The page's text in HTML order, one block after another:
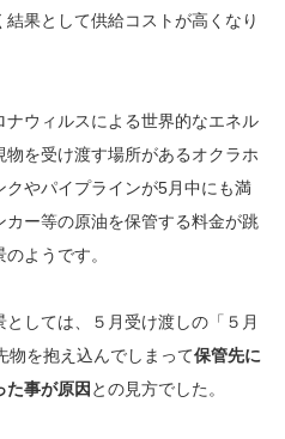
果として供給コストが高くなり
ウィルスによる世界的なエネル
を受け渡す場所があるオクラホ
やパイプラインが5月中にも満
ー等の原油を保管する料金が跳
ようです。
しては、５月受け渡しの「５月
物を抱え込んでしまって保管先に
た事が原因 との見方でした。